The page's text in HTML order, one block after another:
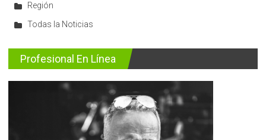
Región
Todas la Noticias
Profesional En Línea